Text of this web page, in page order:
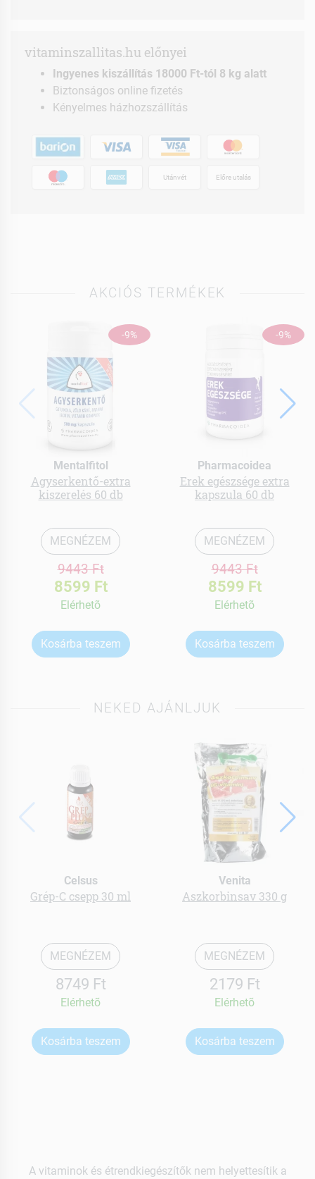
vitaminszallitas.hu előnyei
Ingyenes kiszállítás 18000 Ft-tól 8 kg alatt
Biztonságos online fizetés
Kényelmes házhozszállítás
Utánvét Előre utalás
AKCIÓS TERMÉKEK
-9%
Mentalfitol
Agyserkentő-extra
kiszerelés 60 db
MEGNÉZEM
9443 Ft
8599 Ft
Elérhetõ
Kosárba teszem
-9%
Pharmacoidea
Erek egészsége extra
kapszula 60 db
MEGNÉZEM
9443 Ft
8599 Ft
Elérhetõ
Kosárba teszem
NEKED AJÁNLJUK
Celsus
Grép-C csepp 30 ml
MEGNÉZEM
8749 Ft
Elérhetõ
Kosárba teszem
Venita
Aszkorbinsav 330 g
MEGNÉZEM
2179 Ft
Elérhetõ
Kosárba teszem
A vitaminok és étrendkiegészítők nem helyettesítik a